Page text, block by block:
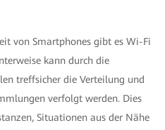
von Smartphones gibt es Wi-Fi
kann durch die
treffsicher die Verteilung und
verfolgt werden. Dies
Situationen aus der Nähe